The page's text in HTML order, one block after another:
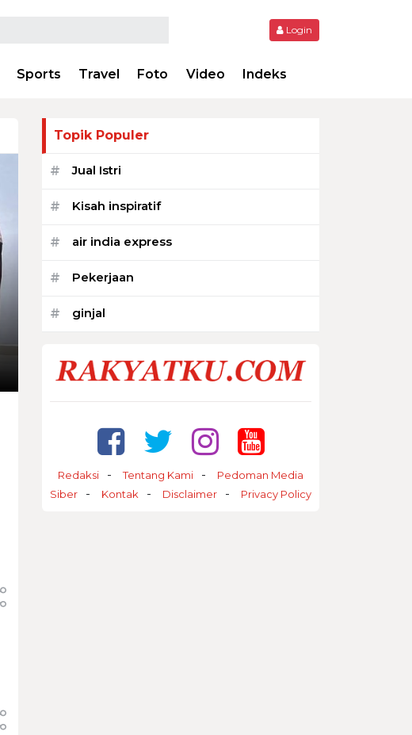
Login
Sports Travel Foto Video Indeks
Topik Populer
# Jual Istri
# Kisah inspiratif
# air india express
# Pekerjaan
# ginjal
Redaksi Tentang Kami
Pedoman Media
Siber
Kontak Disclaimer Privacy Policy